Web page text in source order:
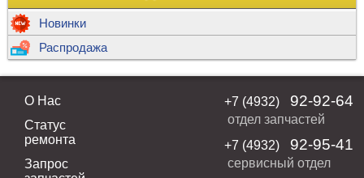
Новинки
Распродажа
О Нас
Статус
ремонта
Запрос
+7 (4932) 92-92-64
отдел запчастей
+7 (4932)
92-95-41
сервисный отдел